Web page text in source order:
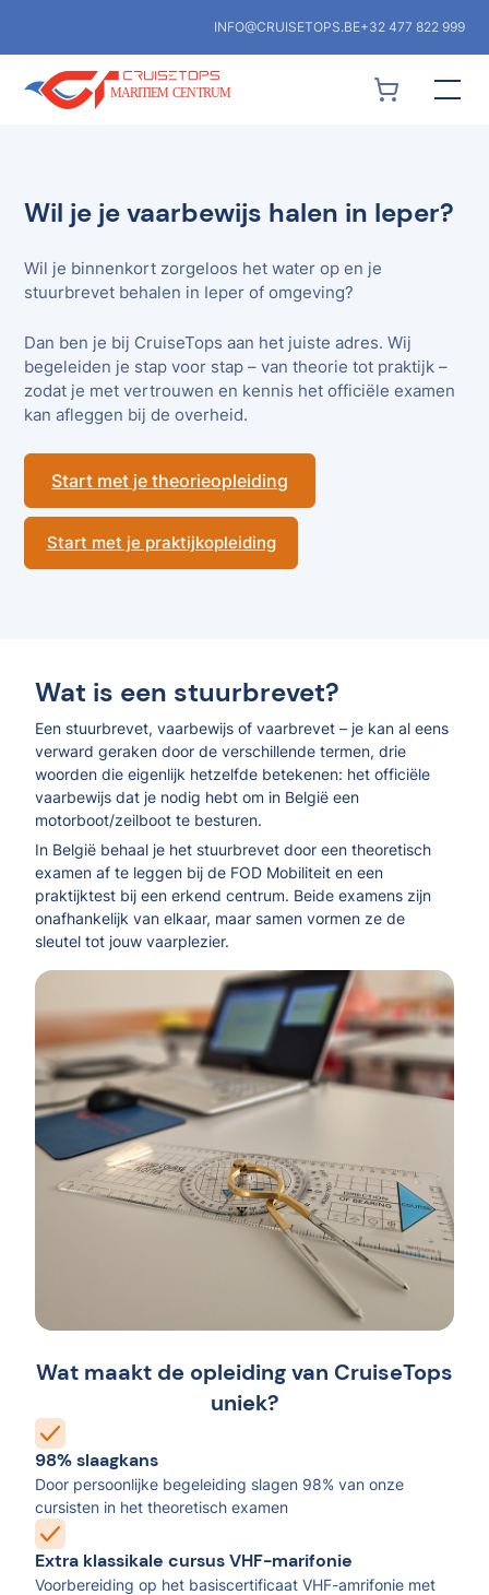
INFO@CRUISETOPS.BE+32 477 822 999
Wil je je vaarbewijs halen in Ieper?
Wil je binnenkort zorgeloos het water op en je
stuurbrevet behalen in Ieper of omgeving?
Dan ben je bij CruiseTops aan het juiste adres. Wij
begeleiden je stap voor stap – van theorie tot praktijk –
zodat je met vertrouwen en kennis het officiële examen
kan afleggen bij de overheid.
Start met je theorieopleiding
Start met je praktijkopleiding
Wat is een stuurbrevet?
Een stuurbrevet, vaarbewijs of vaarbrevet – je kan al eens
verward geraken door de verschillende termen, drie
woorden die eigenlijk hetzelfde betekenen: het officiële
vaarbewijs dat je nodig hebt om in België een
motorboot/zeilboot te besturen.
In België behaal je het stuurbrevet door een theoretisch
examen af te leggen bij de FOD Mobiliteit en een
praktijktest bij een erkend centrum. Beide examens zijn
onafhankelijk van elkaar, maar samen vormen ze de
sleutel tot jouw vaarplezier.
Wat maakt de opleiding van CruiseTops
uniek?
98% slaagkans
Door persoonlijke begeleiding slagen 98% van onze
cursisten in het theoretisch examen
Extra klassikale cursus VHF-marifonie
Voorbereiding op het basiscertificaat VHF-amrifonie met